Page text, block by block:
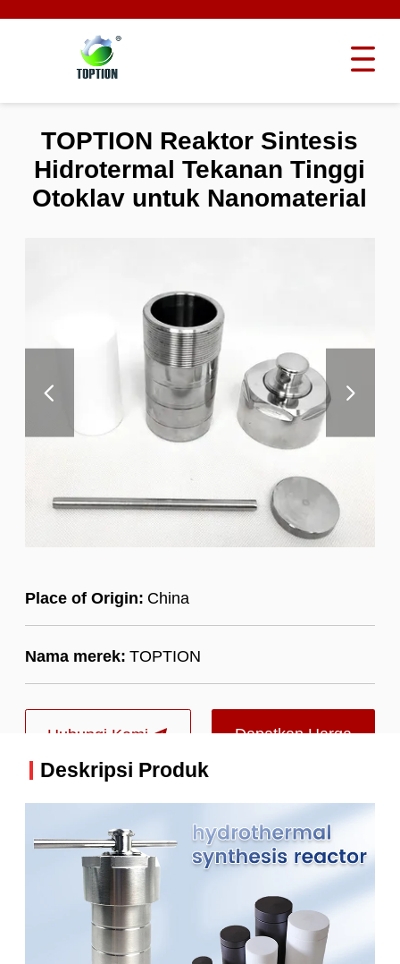
Place of Origin: China
Nama merek: TOPTION
Hubungi Kami Dapatkan Harga
TOPTION Reaktor Sintesis
Hidrotermal Tekanan Tinggi
Otoklav untuk Nanomaterial
Deskripsi Produk